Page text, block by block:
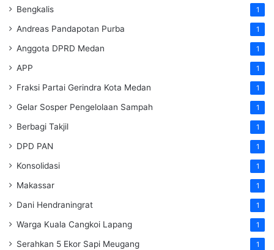
Bengkalis 1
Andreas Pandapotan Purba 1
Anggota DPRD Medan 1
APP 1
Fraksi Partai Gerindra Kota Medan 1
Gelar Sosper Pengelolaan Sampah 1
Berbagi Takjil 1
DPD PAN 1
Konsolidasi 1
Makassar 1
Dani Hendraningrat 1
Warga Kuala Cangkoi Lapang 1
Serahkan 5 Ekor Sapi Meugang 1